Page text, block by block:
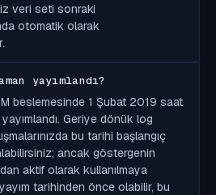
veri seti sonraki
otomatik olarak
yayımlandı?
beslemesinde 1 Şubat 2019 saat
Geriye dönük log
bu tarihi başlangıç
ancak göstergenin
aktif olarak kullanılmaya
tarihinden önce olabilir, bu